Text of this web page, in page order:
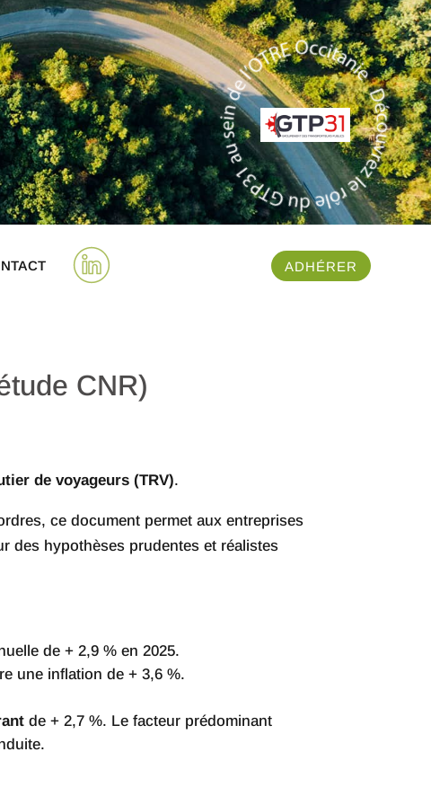
ADHÉRER
CNR)
de voyageurs (TRV).
ce document permet aux entreprises
des hypothèses prudentes et réalistes
de + 2,9 % en 2025.
une inflation de + 3,6 %.
de + 2,7 %. Le facteur prédominant